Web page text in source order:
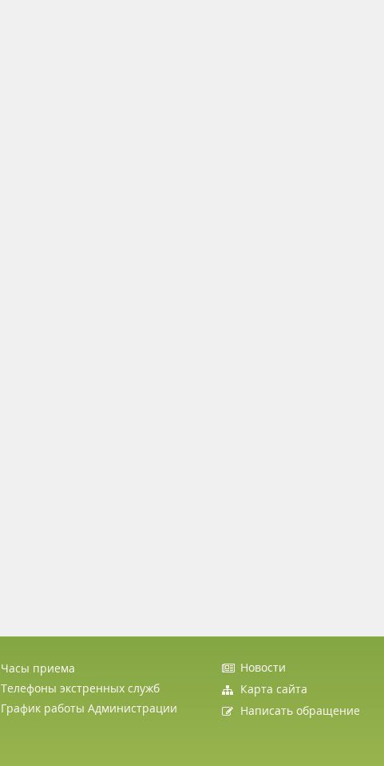
Часы приема
Телефоны экстренных служб
График работы Администрации
Новости
Карта сайта
Написать обращение